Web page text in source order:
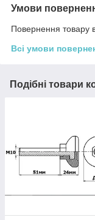
Умови
Повернення товару
Всі умови
Подібні товари